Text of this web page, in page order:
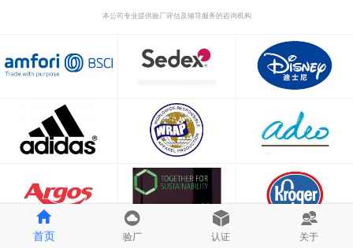
首页 验厂 认证 关于
本公司专业提供验厂评估及辅导服务的咨询机构